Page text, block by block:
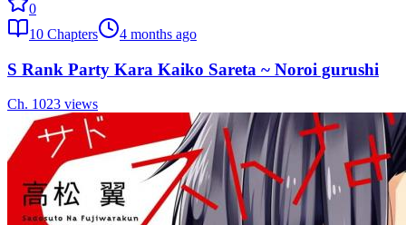
0
10 Chapters 4 months ago
S Rank Party Kara Kaiko Sareta ~ Noroi gurushi
Ch. 1023 views